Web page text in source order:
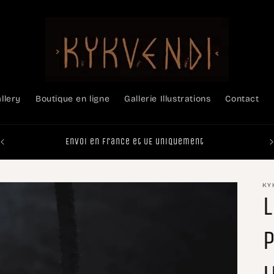
Boutique en ligne Gallerie Illustrations Contact
r
Envoi en France et UE uniquement